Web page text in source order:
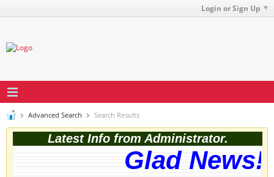
Login or Sign Up
Advanced Search Search Results
Latest Info from Administrator.
Glad